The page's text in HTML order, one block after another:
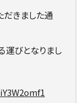
だきました通
運びとなりまし